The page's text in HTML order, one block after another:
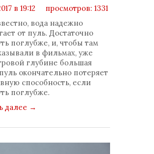
в 19:12
просмотров: 1331
вода надежно
от пуль. Достаточно
поглубже, и, чтобы там
в фильмах, уже
глубине большая
окончательно потеряет
способность, если
поглубже.
далее →